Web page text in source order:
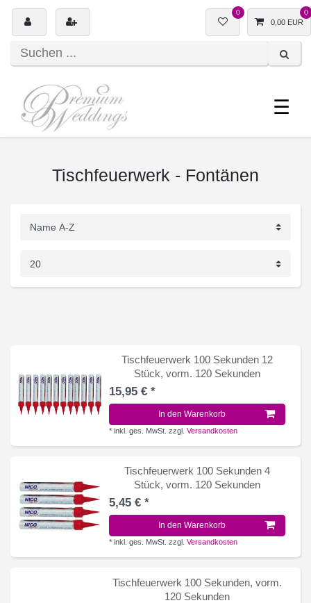
0 0
0,00 EUR
☰
Tischfeuerwerk - Fontänen
Tischfeuerwerk 100 Sekunden 12
Stück, vorm. 120 Sekunden
15,95 € *
In den Warenkorb
*inkl. ges. MwSt. zzgl.Versandkosten
Tischfeuerwerk 100 Sekunden 4
Stück, vorm. 120 Sekunden
5,45 € *
In den Warenkorb
*inkl. ges. MwSt. zzgl.Versandkosten
Tischfeuerwerk 100 Sekunden, vorm.
120 Sekunden